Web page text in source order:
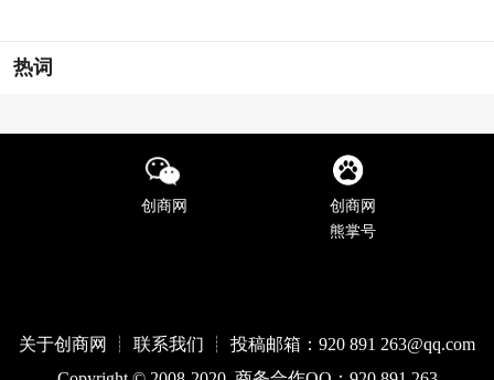
热词
创商网
创商网
熊掌号
关于创商网 ┊ 联系我们 ┊ 投稿邮箱：920 891 263@qq.com